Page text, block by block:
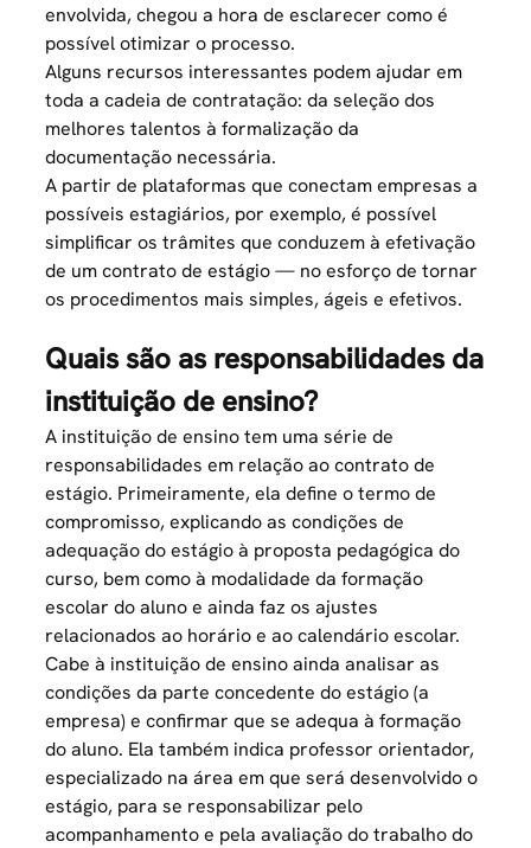
envolvida, chegou a hora de esclarecer como é
possível otimizar o processo.
Alguns recursos interessantes podem ajudar em
toda a cadeia de contratação: da seleção dos
melhores talentos à formalização da
documentação necessária.
A partir de plataformas que conectam empresas a
possíveis estagiários, por exemplo, é possível
simplificar os trâmites que conduzem à efetivação
de um contrato de estágio — no esforço de tornar
os procedimentos mais simples, ágeis e efetivos.
Quais são as responsabilidades da
instituição de ensino?
A instituição de ensino tem uma série de
responsabilidades em relação ao contrato de
estágio. Primeiramente, ela define o termo de
compromisso, explicando as condições de
adequação do estágio à proposta pedagógica do
curso, bem como à modalidade da formação
escolar do aluno e ainda faz os ajustes
relacionados ao horário e ao calendário escolar.
Cabe à instituição de ensino ainda analisar as
condições da parte concedente do estágio (a
empresa) e confirmar que se adequa à formação
do aluno. Ela também indica professor orientador,
especializado na área em que será desenvolvido o
estágio, para se responsabilizar pelo
acompanhamento e pela avaliação dotrabalhodo